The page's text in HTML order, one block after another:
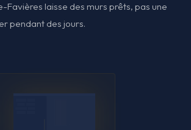
Favières laisse des murs prêts, pas une
pendant des jours.